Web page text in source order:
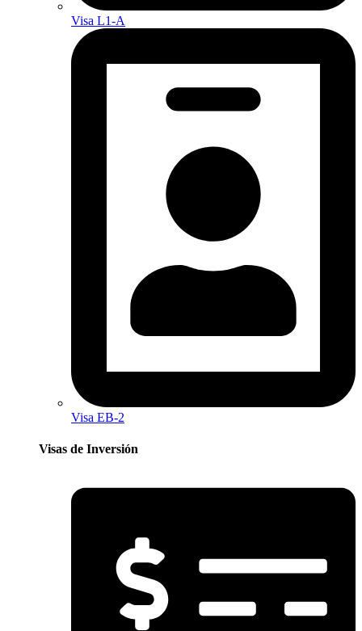
Visa L1-A
Visa EB-2
Visas de Inversión​